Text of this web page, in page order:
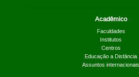
Acadêmico
Faculdades
Institutos
Centros
Educação a Distância
Assuntos internacionais